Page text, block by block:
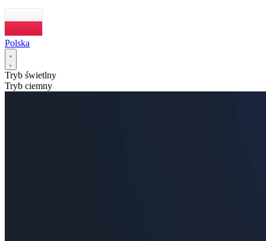
Polska
Tryb świetlny
Tryb ciemny